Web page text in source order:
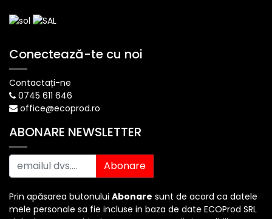
Conectează-te cu noi
Contactați-ne
0745 611 646
office@ecoprod.ro
ABONARE NEWSLETTER
Abonare
Prin apăsarea butonului Abonare sunt de acord ca datele
mele personale sa fie incluse in baza de date ECOProd SRL